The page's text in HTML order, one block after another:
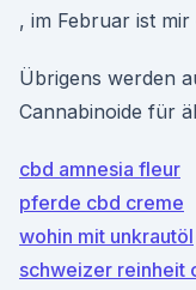
, im Februar ist
Übrigens werden
Cannabinoide für
cbd amnesia fleur
pferde cbd creme
wohin mit unkrautöl
schweizer reinheit